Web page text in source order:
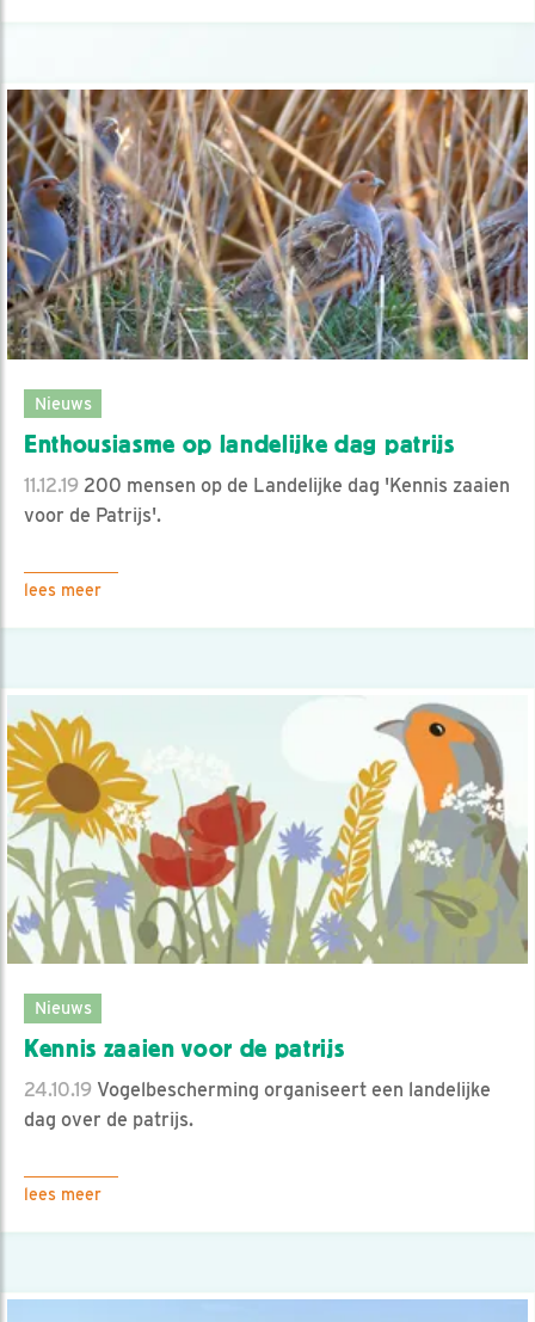
Nieuws
Enthousiasme op landelijke dag patrijs
11.12.19 200 mensen op de Landelijke dag 'Kennis zaaien
voor de Patrijs'.
lees meer
Nieuws
Kennis zaaien voor de patrijs
24.10.19 Vogelbescherming organiseert een landelijke
dag over de patrijs.
lees meer